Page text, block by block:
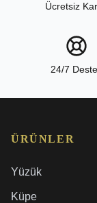
Ücretsiz
24/7
ÜRÜNLER
Yüzük
Küpe